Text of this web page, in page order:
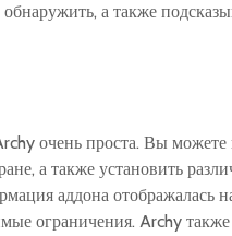
а также
очень проста. Вы
а также установить
аддона отображалась
ограничения. Archy